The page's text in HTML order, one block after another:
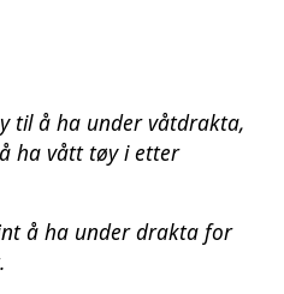
til å ha under våtdrakta,
ha vått tøy i etter
å ha under drakta for